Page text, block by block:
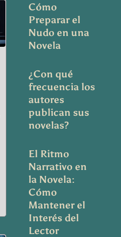
Cómo
Preparar el
Nudo en una
Novela
¿Con qué
frecuencia los
autores
publican sus
novelas?
El Ritmo
Narrativo en
la Novela:
Cómo
Mantener el
Interés del
Lector